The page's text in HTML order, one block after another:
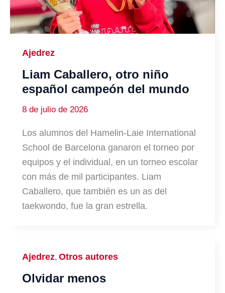
Ajedrez
Liam Caballero, otro niño
español campeón del mundo
8 de julio de 2026
Los alumnos del Hamelin-Laie International
School de Barcelona ganaron el torneo por
equipos y el individual, en un torneo escolar
con más de mil participantes. Liam
Caballero, que también es un as del
taekwondo, fue la gran estrella.
Ajedrez, Otros autores
Olvidar menos